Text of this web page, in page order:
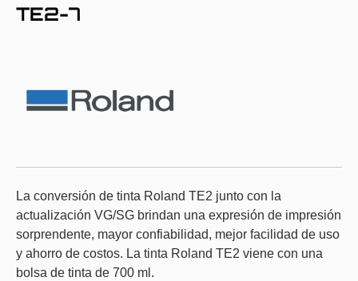
TE2-7
La conversión de tinta Roland TE2 junto con la
actualización VG/SG brindan una expresión de impresión
sorprendente, mayor confiabilidad, mejor facilidad de uso
y ahorro de costos. La tinta Roland TE2 viene con una
bolsa de tinta de 700 ml.